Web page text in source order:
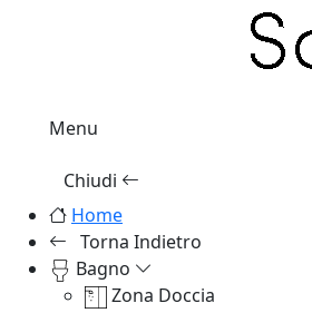
Menu
Chiudi
Home
Torna Indietro
Bagno
Zona Doccia